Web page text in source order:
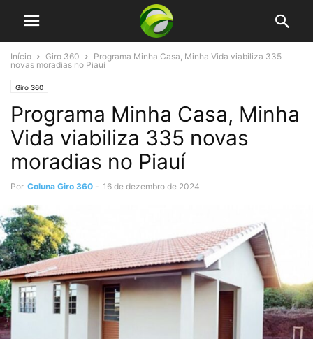
Início Giro 360
Programa Minha Casa, Minha Vida viabiliza 335
novas moradias no Piauí
Giro 360
Programa Minha Casa, Minha
Vida viabiliza 335 novas
moradias no Piauí
Por Coluna Giro 360 - 16 de dezembro de 2024